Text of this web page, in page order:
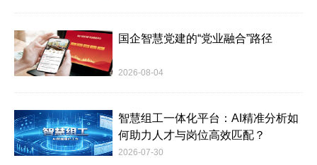
国企智慧党建的“党业融合”路径
2026-08-04
智慧组工一体化平台：AI精准分析如
何助力人才与岗位高效匹配？
2026-07-30